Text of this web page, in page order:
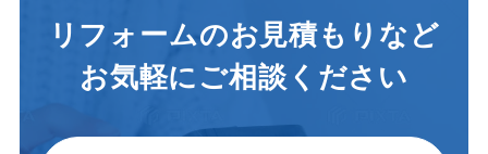
リフォームのお見積もりなど
お気軽にご相談ください